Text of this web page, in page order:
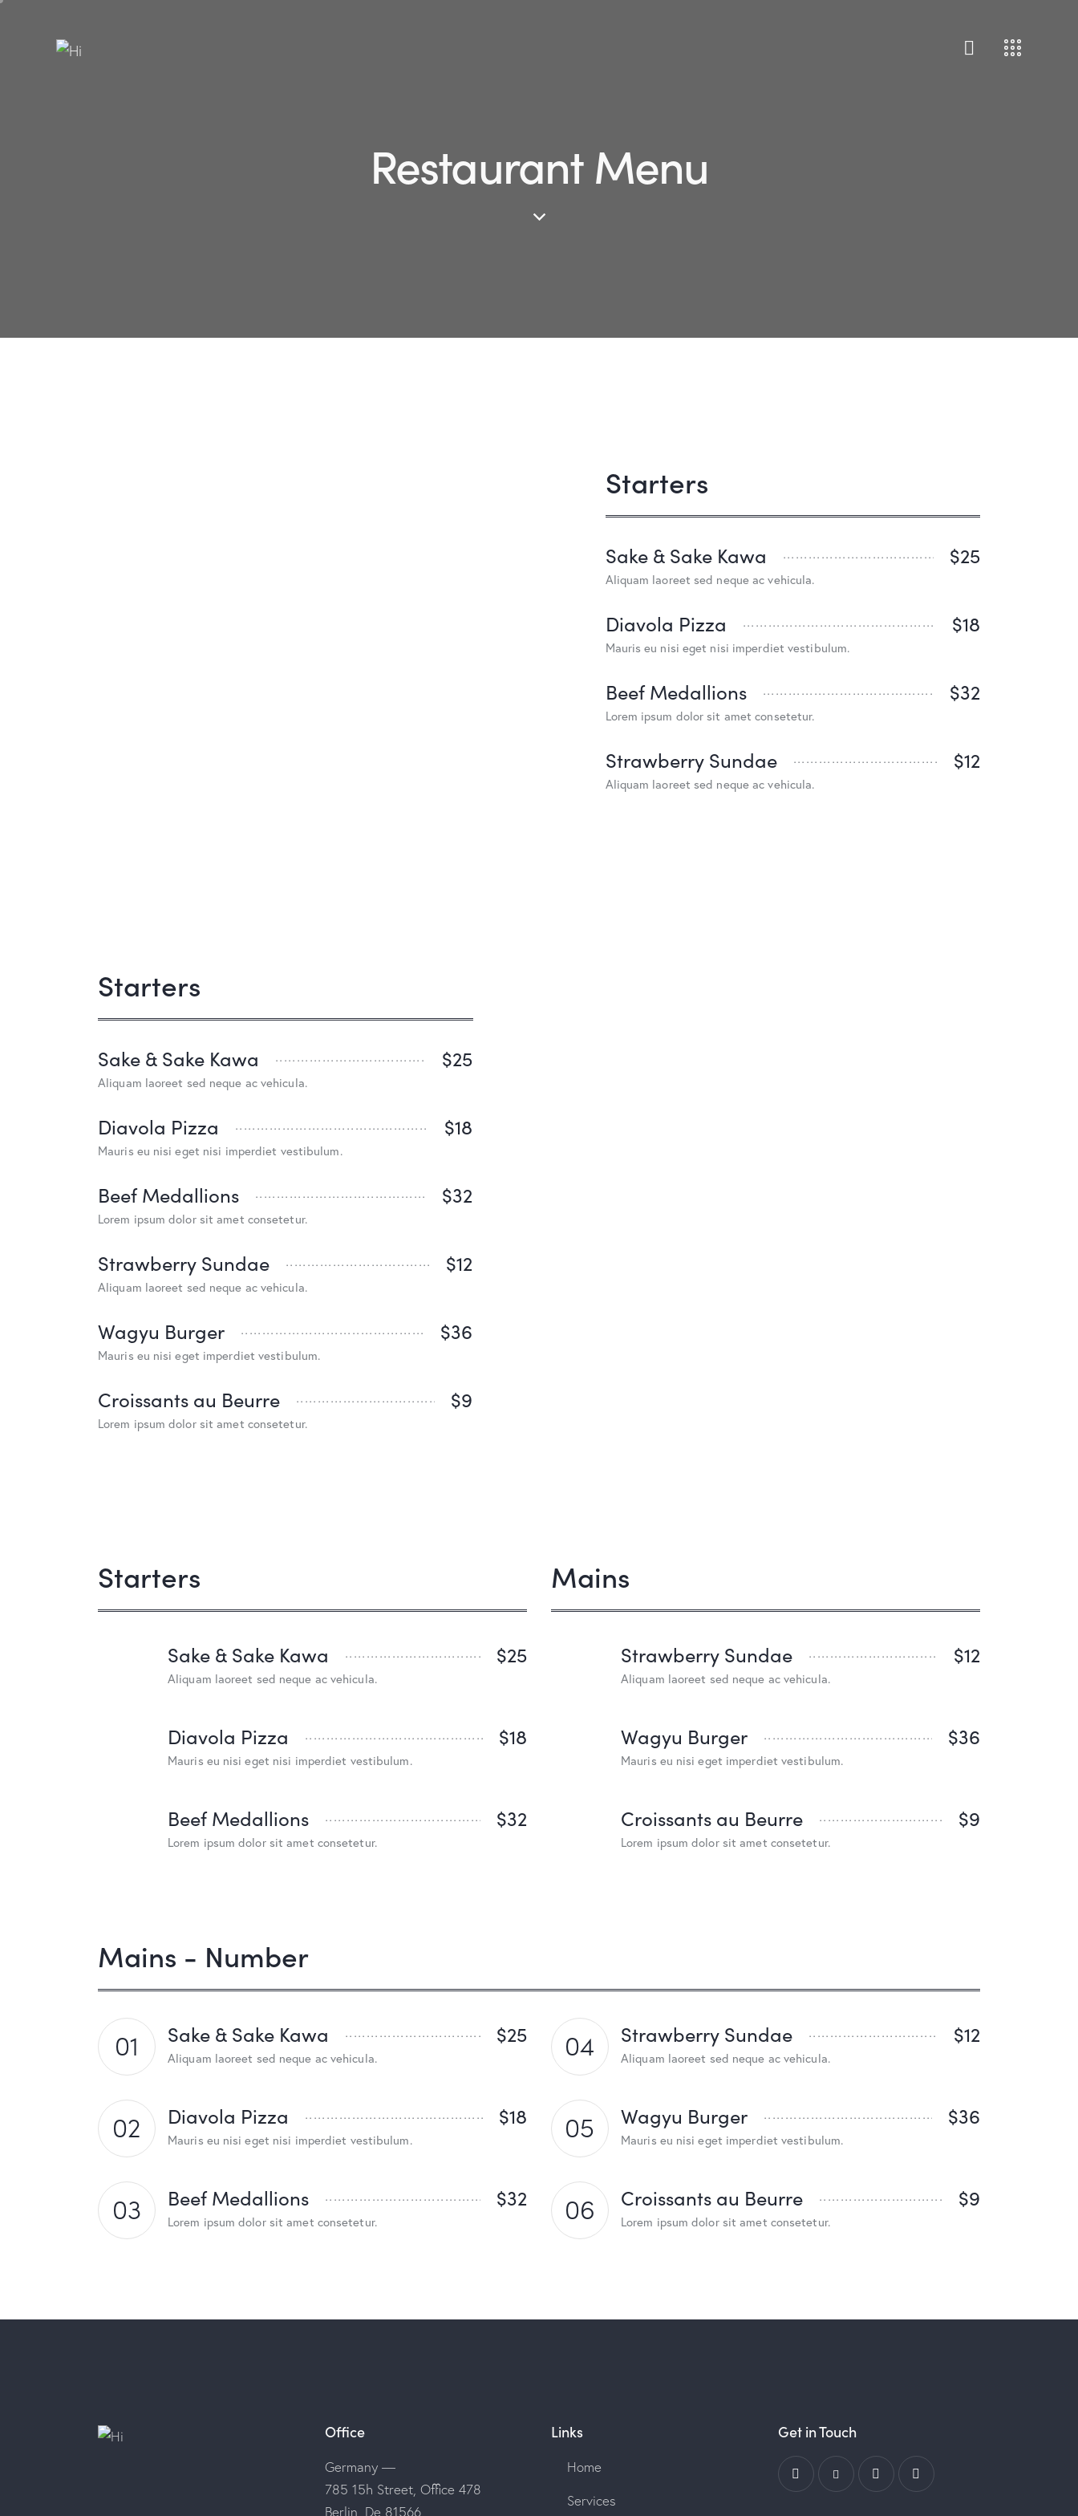
Restaurant Menu
Starters
Sake & Sake Kawa $25
Aliquam laoreet sed neque ac vehicula.
Diavola Pizza $18
Mauris eu nisi eget nisi imperdiet vestibulum.
Beef Medallions $32
Lorem ipsum dolor sit amet consetetur.
Strawberry Sundae $12
Aliquam laoreet sed neque ac vehicula.
Starters
Sake & Sake Kawa $25
Aliquam laoreet sed neque ac vehicula.
Diavola Pizza $18
Mauris eu nisi eget nisi imperdiet vestibulum.
Beef Medallions $32
Lorem ipsum dolor sit amet consetetur.
Strawberry Sundae $12
Aliquam laoreet sed neque ac vehicula.
Wagyu Burger $36
Mauris eu nisi eget imperdiet vestibulum.
Croissants au Beurre $9
Lorem ipsum dolor sit amet consetetur.
Starters
Sake & Sake Kawa $25
Aliquam laoreet sed neque ac vehicula.
Diavola Pizza $18
Mauris eu nisi eget nisi imperdiet vestibulum.
Beef Medallions $32
Lorem ipsum dolor sit amet consetetur.
Mains
Strawberry Sundae $12
Aliquam laoreet sed neque ac vehicula.
Wagyu Burger $36
Mauris eu nisi eget imperdiet vestibulum.
Croissants au Beurre $9
Lorem ipsum dolor sit amet consetetur.
Mains - Number
01 Sake & Sake Kawa $25
Aliquam laoreet sed neque ac vehicula.
02 Diavola Pizza $18
Mauris eu nisi eget nisi imperdiet vestibulum.
03 Beef Medallions $32
Lorem ipsum dolor sit amet consetetur.
04 Strawberry Sundae $12
Aliquam laoreet sed neque ac vehicula.
05 Wagyu Burger $36
Mauris eu nisi eget imperdiet vestibulum.
06 Croissants au Beurre $9
Lorem ipsum dolor sit amet consetetur.
Office
Germany —
785 15h Street, Office 478
Berlin, De 81566
Links
Home
Services
Get in Touch